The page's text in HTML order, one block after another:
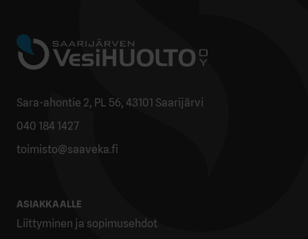
Sara-ahontie 2, PL 56, 43101 Saarijärvi
040 184 1427
toimisto@saaveka.fi
ASIAKKAALLE
Liittyminen ja sopimusehdot